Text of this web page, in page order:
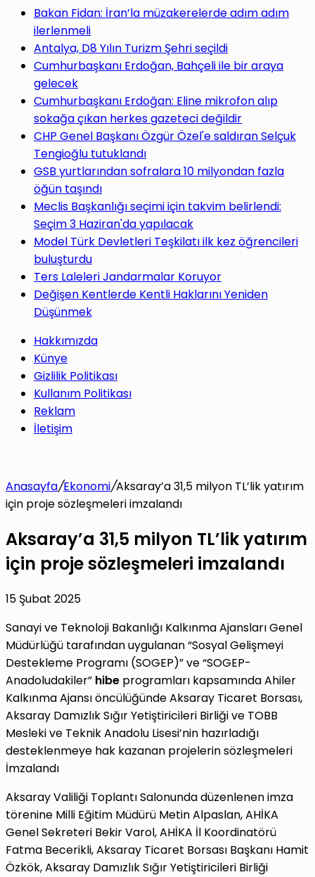
yap
...
Bakan Fidan: İran’la müzakerelerde adım adım
ilerlenmeli
Antalya, D8 Yılın Turizm Şehri seçildi
Cumhurbaşkanı Erdoğan, Bahçeli ile bir araya
gelecek
Cumhurbaşkanı Erdoğan: Eline mikrofon alıp
sokağa çıkan herkes gazeteci değildir
CHP Genel Başkanı Özgür Özel'e saldıran Selçuk
Tengioğlu tutuklandı
GSB yurtlarından sofralara 10 milyondan fazla
öğün taşındı
Meclis Başkanlığı seçimi için takvim belirlendi:
Seçim 3 Haziran'da yapılacak
Model Türk Devletleri Teşkilatı ilk kez öğrencileri
buluşturdu
Ters Laleleri Jandarmalar Koruyor
Değişen Kentlerde Kentli Haklarını Yeniden
Düşünmek
Hakkımızda
Künye
Gizlilik Politikası
Kullanım Politikası
Reklam
İletişim
Anasayfa/Ekonomi/Aksaray’a 31,5 milyon TL’lik yatırım
için proje sözleşmeleri imzalandı
Aksaray’a 31,5 milyon TL’lik yatırım
için proje sözleşmeleri imzalandı
15 Şubat 2025
Sanayi ve Teknoloji Bakanlığı Kalkınma Ajansları Genel
Müdürlüğü tarafından uygulanan “Sosyal Gelişmeyi
Destekleme Programı (SOGEP)” ve “SOGEP-
Anadoludakiler” hibe programları kapsamında Ahiler
Kalkınma Ajansı öncülüğünde Aksaray Ticaret Borsası,
Aksaray Damızlık Sığır Yetiştiricileri Birliği ve TOBB
Mesleki ve Teknik Anadolu Lisesi’nin hazırladığı
desteklenmeye hak kazanan projelerin sözleşmeleri
İmzalandı
Aksaray Valiliği Toplantı Salonunda düzenlenen imza
törenine Milli Eğitim Müdürü Metin Alpaslan, AHİKA
Genel Sekreteri Bekir Varol, AHİKA İl Koordinatörü
Fatma Becerikli, Aksaray Ticaret Borsası Başkanı Hamit
Özkök, Aksaray Damızlık Sığır Yetiştiricileri Birliği